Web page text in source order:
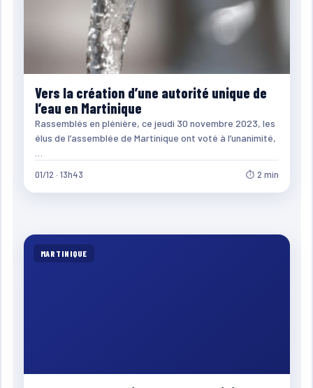
Vers la création d’une autorité unique de
l’eau en Martinique
Rassemblés en plénière, ce jeudi 30 novembre 2023, les
élus de l’assemblée de Martinique ont voté à l’unanimité,
01/12 · 13h43 ⏱ 2 min
MARTINIQUE